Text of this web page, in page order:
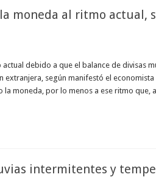
moneda al ritmo actual,
debido a que el balance de divisas
según manifestó el economista
moneda, por lo menos a ese ritmo que,
intermitentes y